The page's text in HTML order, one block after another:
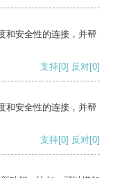
和安全性的连接，并帮
支持[0] 反对[0]
和安全性的连接，并帮
支持[0] 反对[0]